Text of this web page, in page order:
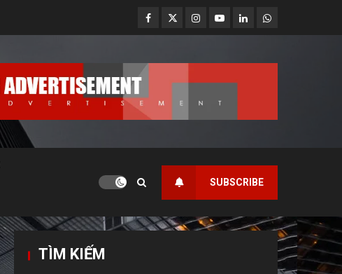
Facebook
TwitterInstagram
YoutubeLinkedinWhatsapp
SUBSCRIBE
TÌM KIẾM